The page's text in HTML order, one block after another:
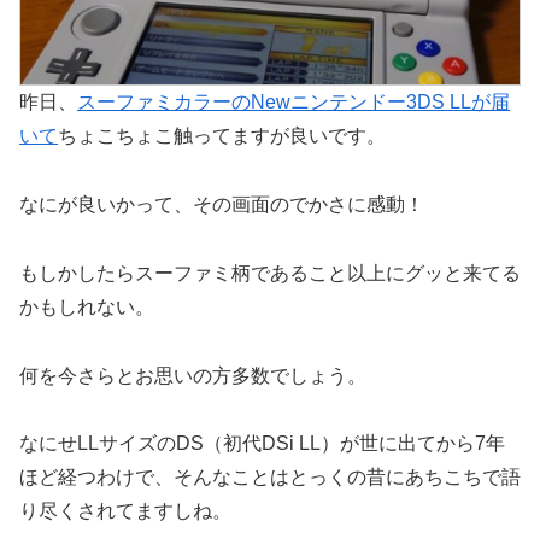
昨日、
スーファミカラーのNewニンテンドー3DS LLが届
いてちょこちょこ触ってますが良いです。
なにが良いかって、その画面のでかさに感動！
もしかしたらスーファミ柄であること以上にグッと来てる
かもしれない。
何を今さらとお思いの方多数でしょう。
なにせLLサイズのDS（初代DSi LL）が世に出てから7年
ほど経つわけで、そんなことはとっくの昔にあちこちで語
り尽くされてますしね。